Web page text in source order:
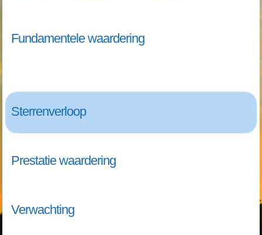
Fundamentele waardering
Sterrenverloop
Prestatie waardering
Verwachting